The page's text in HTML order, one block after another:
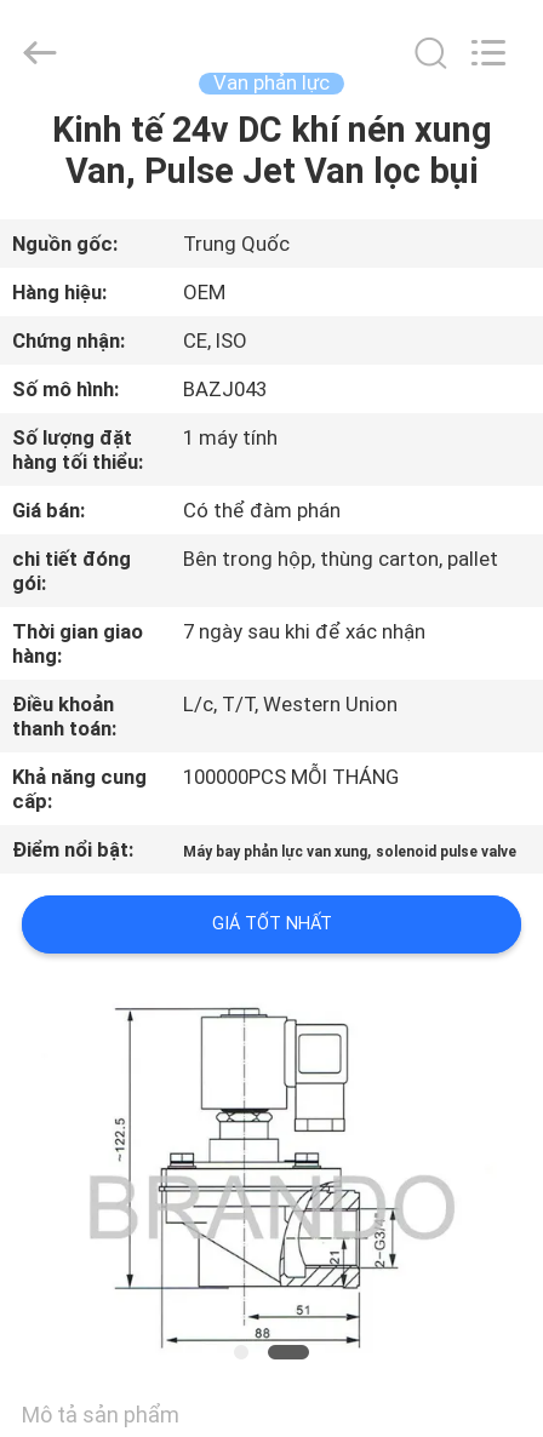
NHÀ
PHẨM
VỀ
TÔI
CHUYẾN
THAM
QUAN
MÁY
KIỂM
SOÁT
CHẤT
LƯỢNG
LIÊN
HỆ
NEWS
Brando
Hardware
Van phản lực
Kinh tế 24v DC khí nén xung
Van, Pulse Jet Van lọc bụi
Nguồn gốc:
Trung Quốc
Hàng hiệu:
OEM
Chứng nhận:
CE, ISO
Số mô hình:
BAZJ043
Số lượng đặt
hàng tối thiểu:
1 máy tính
Giá bán:
Có thể đàm phán
chi tiết đóng
gói:
Bên trong hộp, thùng carton, pallet
Thời gian giao
hàng:
7 ngày sau khi để xác nhận
Điều khoản
thanh toán:
L/c, T/T, Western Union
Khả năng cung
cấp:
100000PCS MỖI THÁNG
Điểm nổi bật: Máy bay phản lực van xung, solenoid pulse valve
GIÁ TỐT NHẤT
Mô tả sản phẩm